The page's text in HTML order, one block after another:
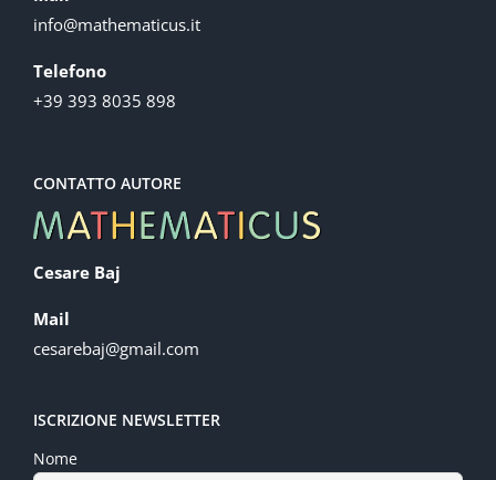
info@mathematicus.it
Telefono
+39 393 8035 898
CONTATTO AUTORE
Cesare Baj
Mail
cesarebaj@gmail.com
ISCRIZIONE NEWSLETTER
Nome